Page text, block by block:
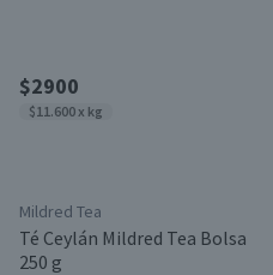
$2900
$11.600 x kg
Mildred Tea
Té Ceylán Mildred Tea Bolsa
250 g